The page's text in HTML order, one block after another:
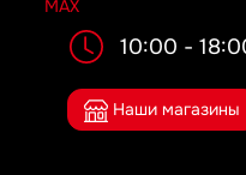
10:00 -
Наши магазины